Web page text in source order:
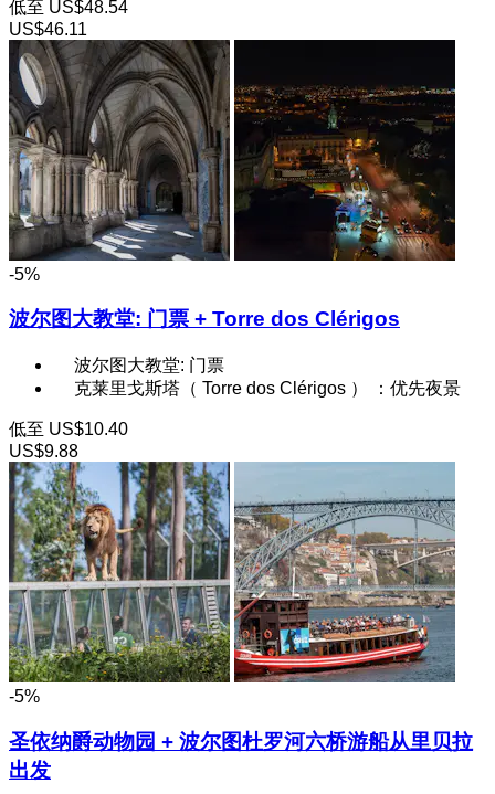
低至 US$48.54
US$46.11
-5%
波尔图大教堂: 门票 + Torre dos Clérigos
波尔图大教堂: 门票
克莱里戈斯塔（ Torre dos Clérigos ） ：优先夜景
低至 US$10.40
US$9.88
-5%
圣依纳爵动物园 + 波尔图杜罗河六桥游船从里贝拉
出发